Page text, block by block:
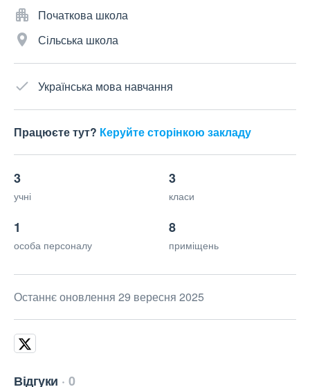
Початкова школа
Сільська школа
Українська мова навчання
Працюєте тут? Керуйте сторінкою закладу
3
учні
3
класи
1
особа персоналу
8
приміщень
Останнє оновлення 29 вересня 2025
Відгуки 0